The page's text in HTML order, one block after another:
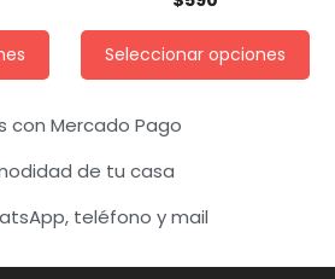
Seleccionar opciones
con Mercado Pago
de tu casa
teléfono y mail